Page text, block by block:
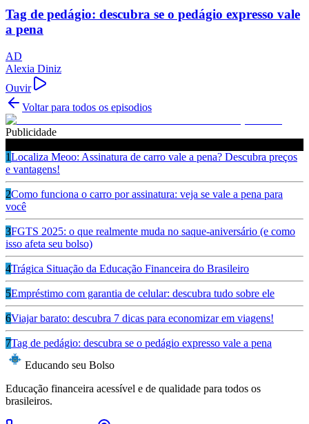
Tag de pedágio: descubra se o pedágio expresso vale
a pena
AD
Alexia Diniz
Ouvir
Voltar para todos os episodios
Publicidade
1Localiza Meoo: Assinatura de carro vale a pena? Descubra preços
e vantagens!
2Como funciona o carro por assinatura: veja se vale a pena para
você
3FGTS 2025: o que realmente muda no saque-aniversário (e como
isso afeta seu bolso)
4Trágica Situação da Educação Financeira do Brasileiro
5Empréstimo com garantia de celular: descubra tudo sobre ele
6Viajar barato: descubra 7 dicas para economizar em viagens!
7Tag de pedágio: descubra se o pedágio expresso vale a pena
Educando seu Bolso
Educação financeira acessível e de qualidade para todos os
brasileiros.